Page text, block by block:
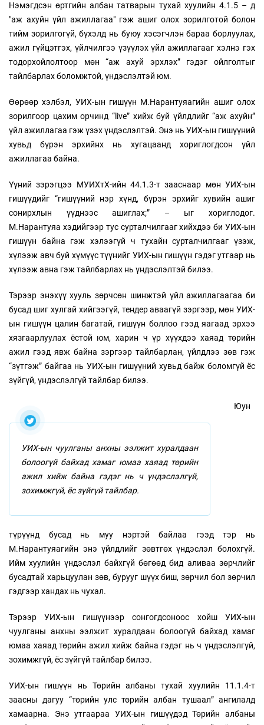
Нэмэгдсэн өртгийн албан татварын тухай хуулийн 4.1.5 – д
"аж ахуйн үйл ажиллагаа" гэж ашиг олох зорилготой болон
тийм зорилгогүй, бүхэлд нь буюу хэсэгчлэн бараа борлуулах,
ажил гүйцэтгэх, үйлчилгээ үзүүлэх үйл ажиллагааг хэлнэ гэх
тодорхойлолтоор мөн “аж ахуй эрхлэх” гэдэг ойлголтыг
тайлбарлах боломжтой, үндэслэлтэй юм.
Өөрөөр хэлбэл, УИХ-ын гишүүн М.Нарантуяагийн ашиг олох
зорилгоор цахим орчинд “live” хийж буй үйлдлийг “аж ахуйн”
үйл ажиллагаа гэж үзэх үндэслэлтэй. Энэ нь УИХ-ын гишүүний
хувьд бүрэн эрхийнх нь хугацаанд хориглогдсон үйл
ажиллагаа байна.
Үүний зэрэгцээ МУИХтХ-ийн 44.1.3-т зааснаар мөн УИХ-ын
гишүүдийг “гишүүний нэр хүнд, бүрэн эрхийг хувийн ашиг
сонирхлын үүднээс ашиглах;” – ыг хориглодог.
М.Нарантуяа хэдийгээр тус сурталчилгааг хийхдээ би УИХ-ын
гишүүн байна гэж хэлээгүй ч тухайн сурталчилгааг үзэж,
хүлээж авч буй хүмүүс түүнийг УИХ-ын гишүүн гэдэг утгаар нь
хүлээж авна гэж тайлбарлах нь үндэслэлтэй билээ.
Тэрээр энэхүү хууль зөрчсөн шинжтэй үйл ажиллагаагаа би
бусад шиг хулгай хийгээгүй, тендер аваагүй зэргээр, мөн УИХ-
ын гишүүн цалин багатай, гишүүн боллоо гээд яагаад эрхээ
хязгаарлуулах ёстой юм, харин ч үр хүүхдээ хаяад төрийн
ажил гээд явж байна зэргээр тайлбарлан, үйлдлээ зөв гэж
“зүтгэж” байгаа нь УИХ-ын гишүүний хувьд байж боломгүй ёс
зүйгүй, үндэслэлгүй тайлбар билээ.
УИХ-ын чуулганы анхны ээлжит хуралдаан
болоогүй байхад хамаг юмаа хаяад төрийн
ажил хийж байна гэдэг нь ч үндэслэлгүй,
зохимжгүй, ёс зүйгүй тайлбар.
Юун
түрүүнд бусад нь муу нэртэй байлаа гээд тэр нь
М.Нарантуяагийн энэ үйлдлийг зөвтгөх үндэслэл болохгүй.
Ийм хуулийн үндэслэл байхгүй бөгөөд бид аливаа зөрчлийг
бусадтай харьцуулан зөв, бурууг шүүх биш, зөрчил бол зөрчил
гэдгээр хандах нь чухал.
Тэрээр УИХ-ын гишүүнээр сонгогдсоноос хойш УИХ-ын
чуулганы анхны ээлжит хуралдаан болоогүй байхад хамаг
юмаа хаяад төрийн ажил хийж байна гэдэг нь ч үндэслэлгүй,
зохимжгүй, ёс зүйгүй тайлбар билээ.
УИХ-ын гишүүн нь Төрийн албаны тухай хуулийн 11.1.4-т
заасны дагуу “төрийн улс төрийн албан тушаал” ангилалд
хамаарна. Энэ утгаараа УИХ-ын гишүүдэд Төрийн албаны